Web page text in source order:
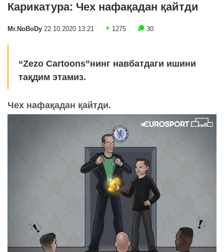
Карикатура: Чех нафақадан қайтди
Mr.NoBoDy 22.10.2020 13:21 1275 30
“Zezo Cartoons”нинг навбатдаги ишини
тақдим этамиз.
Чех нафақадан қайтди.